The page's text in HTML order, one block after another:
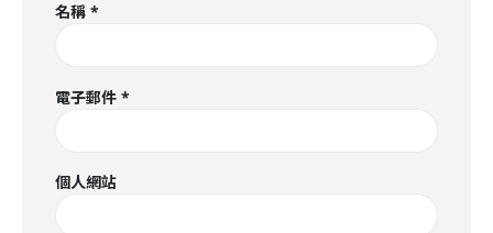
名稱 *
電子郵件 *
個人網站